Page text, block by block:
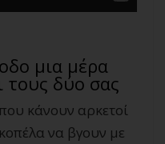
μια μέρα
τους δύο σας
κάνουν αρκετοί
να βγουν με